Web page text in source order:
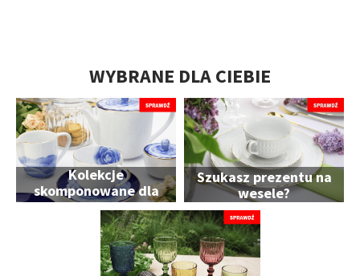
WYBRANE DLA CIEBIE
Kolekcje
skomponowane dla
Ciebie
Szukasz prezentu na
wesele?